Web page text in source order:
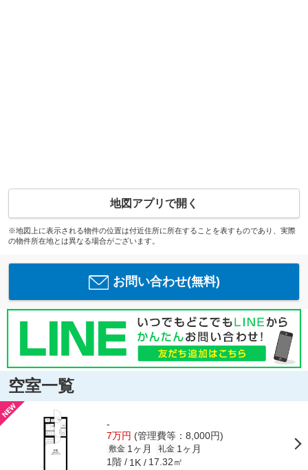
地図アプリで開く
※地図上に表示される物件の位置は付近住所に所在することを表すものであり、実際
の物件所在地とは異なる場合がございます。
お問い合わせ(無料)
空室一覧
-
7万円 (管理費等：8,000円)
敷金 1ヶ月 礼金 1ヶ月
1階 1K 17.32㎡